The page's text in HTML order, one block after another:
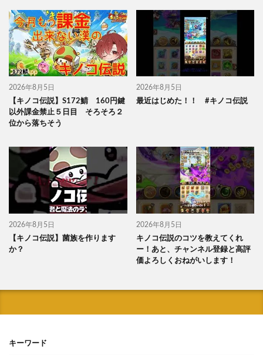
2026年8月5日
【キノコ伝説】S172鯖 160円鍵
以外課金禁止５日目 そろそろ２
位から落ちそう
2026年8月5日
最近はじめた！！ #キノコ伝説
2026年8月5日
【キノコ伝説】菌族を作ります
か？
2026年8月5日
キノコ伝説のコツを教えてくれ
ー！あと、チャンネル登録と高評
価よろしくおねがいします！
キーワード